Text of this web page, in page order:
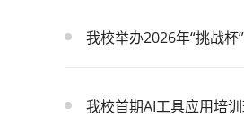
我校举办2026年“挑战
我校首期AI工具应用培